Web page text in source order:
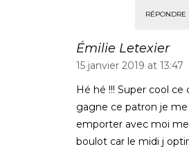
RÉPONDRE
Émilie Letexier
15 janvier 2019 at 13:47
Hé hé !!! Super cool ce
gagne ce patron je
emporter avec moi
boulot car le midi j